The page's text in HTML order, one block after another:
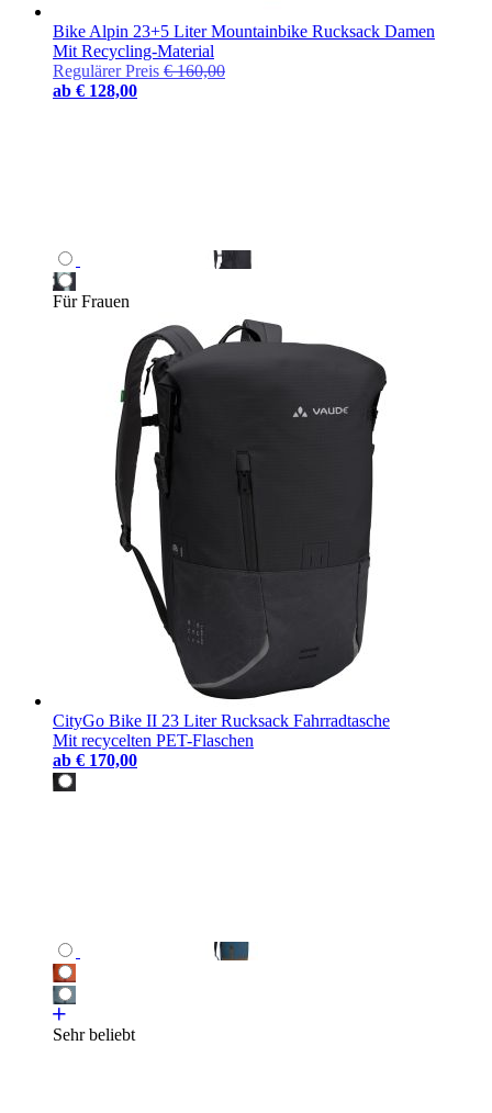
Bike Alpin 23+5 Liter Mountainbike Rucksack Damen
Mit Recycling-Material
Regulärer Preis € 160,00
ab € 128,00
Für Frauen
CityGo Bike II 23 Liter Rucksack Fahrradtasche
Mit recycelten PET-Flaschen
ab € 170,00
Sehr beliebt